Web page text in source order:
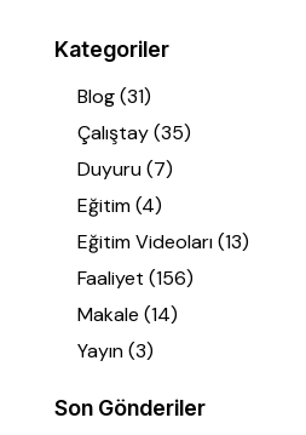
Kategoriler
Blog(31)
Çalıştay(35)
Duyuru(7)
Eğitim(4)
Eğitim Videoları(13)
Faaliyet (156)
Makale (14)
Yayın(3)
Son Gönderiler